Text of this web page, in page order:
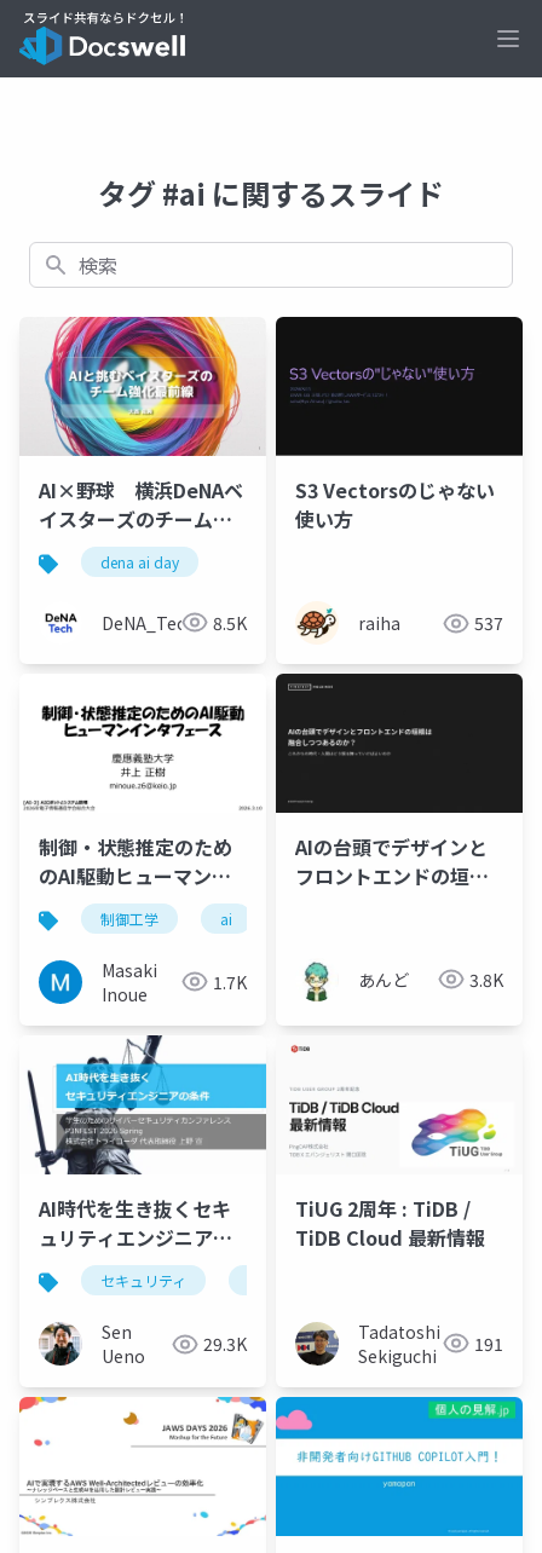
タグ #ai に関するスライド
検索
AI×野球 横浜DeNAベ
イスターズのチーム強
化最前線dena ai day
DeNA_Tech 8.5K
S3 Vectorsのじゃない
使い方
raiha 537
制御・状態推定のため
のAI駆動ヒューマンイ
ンタフェース
制御工学 ai
Masaki
Inoue
1.7K
AIの台頭でデザインと
フロントエンドの垣根
あんど 3.8K
AI時代を生き抜くセキ
ュリティエンジニアの
条件
セキュリティ
Sen
Ueno
29.3K
TiUG 2周年 : TiDB /
TiDB Cloud 最新情報
Tadatoshi
Sekiguchi
191